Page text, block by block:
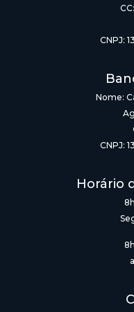
CNPJ:
Nome:
CNPJ:
Horário